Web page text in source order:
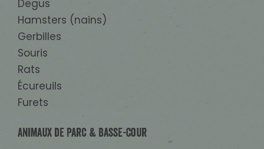
Degus
Hamsters (nains)
Gerbilles
Souris
Rats
Écureuils
Furets
Animaux de Parc & Basse-Cour